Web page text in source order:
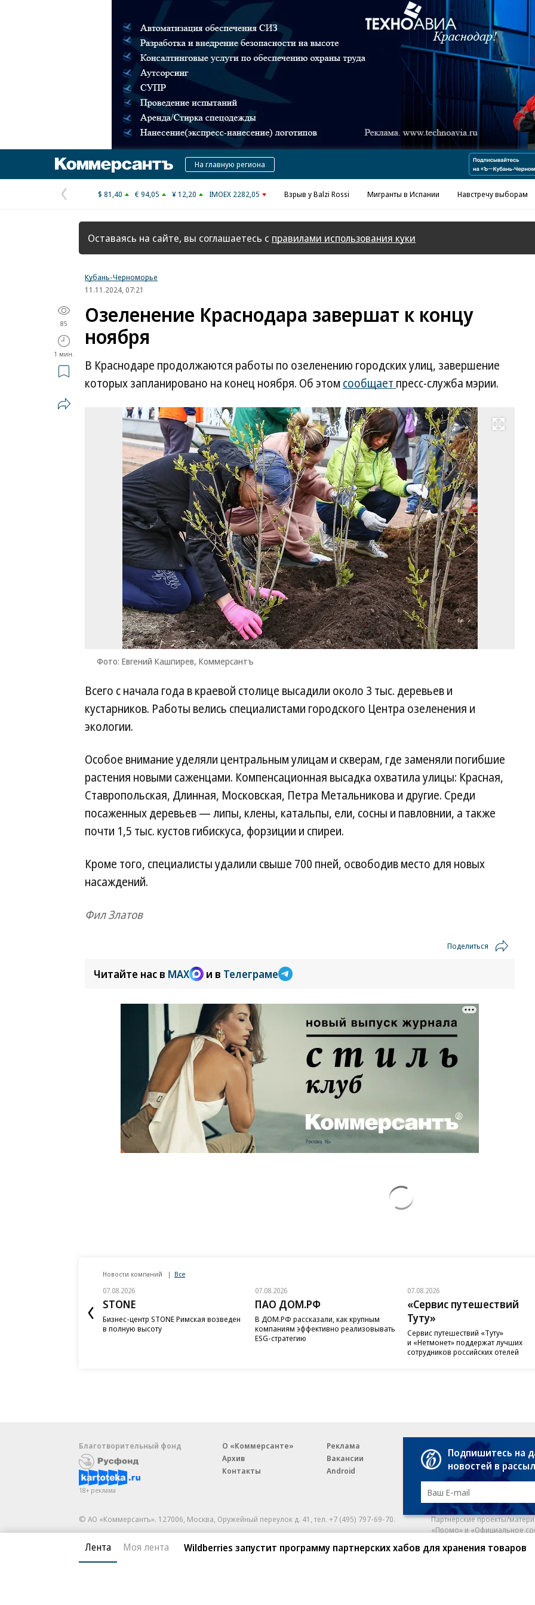
Реклама в «Ъ» www.kommersant.ru/ad
КоммерсантъНа главную региона
Предыдущая
страница
$ 81,40 € 94,05 ¥ 12,20 IMOEX 2282,05 Взрыв у Balzi Rossi Мигранты в Испании Навстречу выборам
Оставаясь на сайте, вы соглашаетесь с правилами использования куки
Кубань-Черноморье
11.11.2024, 07:21
85
1 мин.
Озеленение Краснодара завершат к концу
ноября
В Краснодаре продолжаются работы по озеленению городских улиц, завершение
которых запланировано на конец ноября. Об этом сообщает пресс-служба мэрии.
Развернуть на весь экран
Фото: Евгений Кашпирев, Коммерсантъ
Всего с начала года в краевой столице высадили около 3 тыс. деревьев и
кустарников. Работы велись специалистами городского Центра озеленения и
экологии.
Особое внимание уделяли центральным улицам и скверам, где заменяли погибшие
растения новыми саженцами. Компенсационная высадка охватила улицы: Красная,
Ставропольская, Длинная, Московская, Петра Метальникова и другие. Среди
посаженных деревьев — липы, клены, катальпы, ели, сосны и павловнии, а также
почти 1,5 тыс. кустов гибискуса, форзиции и спиреи.
Кроме того, специалисты удалили свыше 700 пней, освободив место для новых
насаждений.
Фил Златов
Поделиться
Читайте нас в MAX и в Телеграме
Новости компаний Все
07.08.2026
STONE
Бизнес-центр STONE Римская возведен
в полную высоту
07.08.2026
ПАО ДОМ.РФ
В ДОМ.РФ рассказали, как крупным
компаниям эффективно реализовывать
ESG-стратегию
07.08.2026
«Сервис путешествий
Туту»
Сервис путешествий «Туту»
и «Нетмонет» поддержат лучших
сотрудников российских отелей
Лента Моя лента Wildberries запустит программу партнерских хабов для хранения товаров
Благотворительный фонд
18+ реклама
О «Коммерсанте»
Архив
Контакты
Реклама
Вакансии
Android
Обратная связь
Правовая информация
E-mail рассылки
© АО «Коммерсантъ». 127006, Москва, Оружейный переулок д. 41,тел. +7 (495) 797-69-70.
Сетевое издание «Коммерсантъ» (доменное имя сайта: kommersant.ru) зарегистрировано
Федеральной службой по надзору в сфере связи, информационных технологий
Партнерские проекты/
«Промо» и «Официальное
На kommersant.ru
Подпишитесь на
новостей в